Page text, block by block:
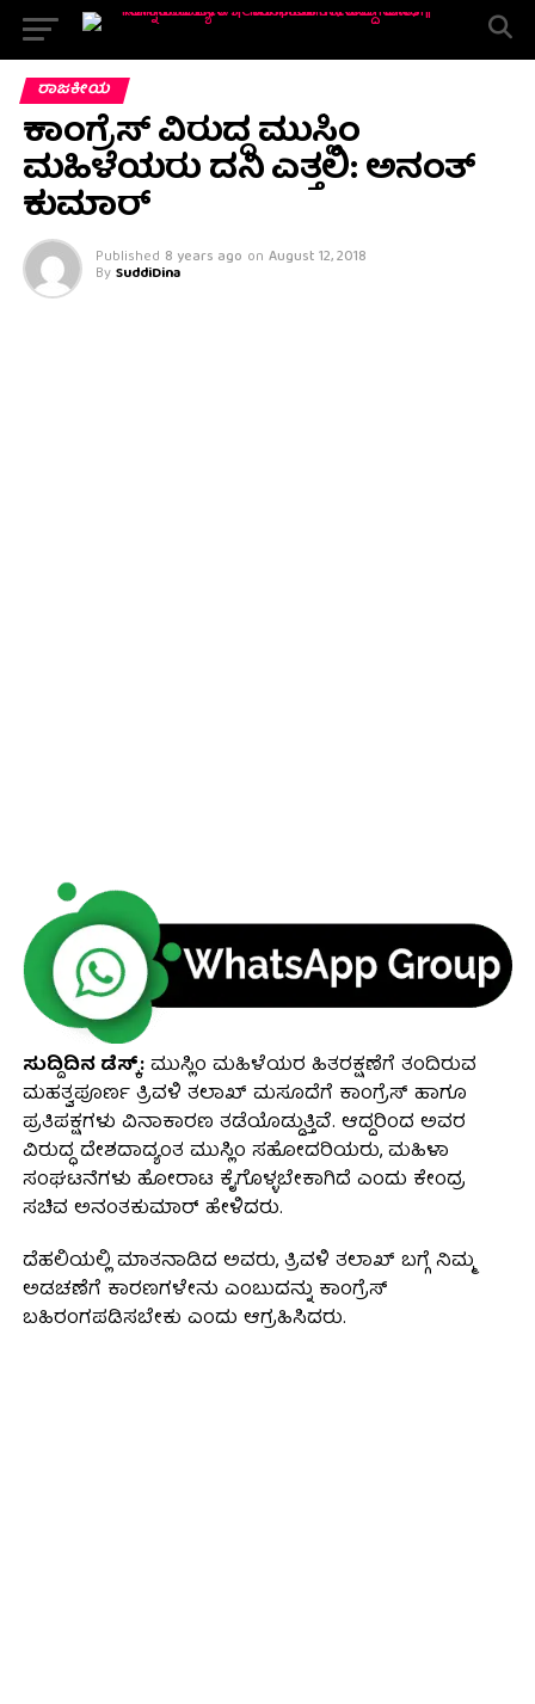
ರಾಜಕೀಯ
ಕಾಂಗ್ರೆಸ್ ವಿರುದ್ಧ ಮುಸ್ಲಿಂ
ಮಹಿಳೆಯರು ದನಿ ಎತ್ತಲಿ: ಅನಂತ್
ಕುಮಾರ್
Published 8 years ago on August 12, 2018
By SuddiDina
ಸುದ್ದಿದಿನ ಡೆಸ್ಕ್:ಮುಸ್ಲಿಂ ಮಹಿಳೆಯರ ಹಿತರಕ್ಷಣೆಗೆ ತಂದಿರುವ
ಮಹತ್ವಪೂರ್ಣ ತ್ರಿವಳಿ ತಲಾಖ್ ಮಸೂದೆಗೆ ಕಾಂಗ್ರೆಸ್ ಹಾಗೂ
ಪ್ರತಿಪಕ್ಷಗಳು ವಿನಾಕಾರಣ ತಡೆಯೊಡ್ಡುತ್ತಿವೆ. ಆದ್ದರಿಂದ ಅವರ
ವಿರುದ್ಧ ದೇಶದಾದ್ಯಂತ ಮುಸ್ಲಿಂ ಸಹೋದರಿಯರು, ಮಹಿಳಾ
ಸಂಘಟನೆಗಳು ಹೋರಾಟ ಕೈಗೊಳ್ಳಬೇಕಾಗಿದೆ ಎಂದು ಕೇಂದ್ರ
ಸಚಿವ ಅನಂತಕುಮಾರ್ ಹೇಳಿದರು.
ದೆಹಲಿಯಲ್ಲಿ ಮಾತನಾಡಿದ ಅವರು, ತ್ರಿವಳಿ ತಲಾಖ್ ಬಗ್ಗೆ ನಿಮ್ಮ
ಅಡಚಣೆಗೆ ಕಾರಣಗಳೇನು ಎಂಬುದನ್ನು ಕಾಂಗ್ರೆಸ್
ಬಹಿರಂಗಪಡಿಸಬೇಕು ಎಂದು ಆಗ್ರಹಿಸಿದರು.